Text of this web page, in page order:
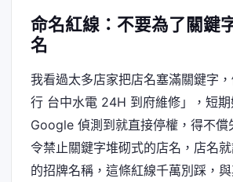
命名紅線：不要為了關鍵
名
我看過太多店家把店名塞滿關鍵字
行 台中水電 24H 到府維修」，短
Google 偵測到就直接停權，得不
令禁止關鍵字堆砌式的店名，店名
的招牌名稱，這條紅線千萬別踩，